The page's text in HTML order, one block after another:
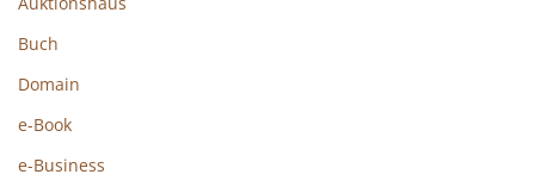
Buch
Domain
e-Book
e-Business